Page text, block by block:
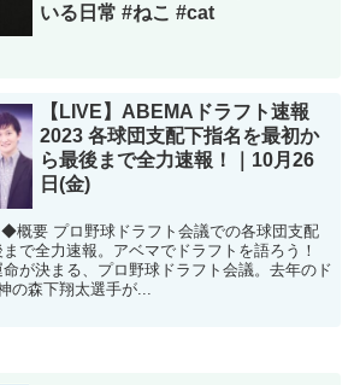
いる日常 #ねこ #cat
【LIVE】ABEMAドラフト速報
2023 各球団支配下指名を最初か
ら最後まで全力速報！｜10月26
日(金)
概要 プロ野球ドラフト会議での各球団支配
で全力速報。アベマでドラフトを語ろう！
が決まる、プロ野球ドラフト会議。去年のド
の森下翔太選手が...